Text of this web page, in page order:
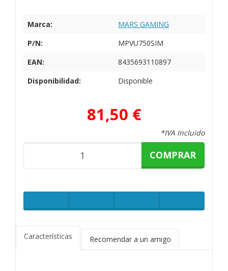
Marca:
MARS GAMING
P/N:
MPVU750SIM
EAN:
8435693110897
Disponibilidad:
Disponible
81,50 €
*IVA Incluido
COMPRAR
Características Recomendar a un amigo